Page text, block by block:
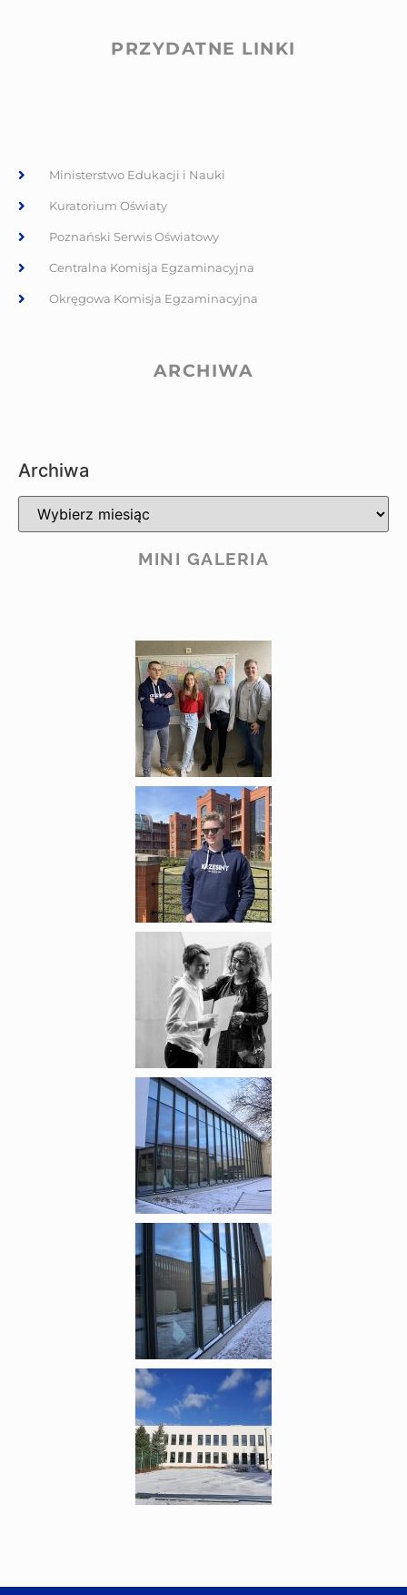
PRZYDATNE LINKI
Ministerstwo Edukacji i Nauki
Kuratorium Oświaty
Poznański Serwis Oświatowy
Centralna Komisja Egzaminacyjna
Okręgowa Komisja Egzaminacyjna
ARCHIWA
Archiwa
MINI GALERIA